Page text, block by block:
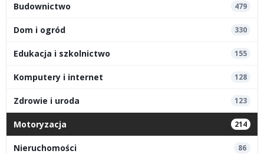
Budownictwo 479
Dom i ogród 330
Edukacja i szkolnictwo 155
Komputery i internet 128
Zdrowie i uroda 123
Motoryzacja 214
Nieruchomości 86